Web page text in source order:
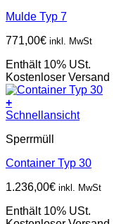
Mulde Typ 7
771,00€ inkl. MwSt
Enthält 10% USt.
Kostenloser Versand
+
Schnellansicht
Sperrmüll
Container Typ 30
1.236,00€ inkl. MwSt
Enthält 10% USt.